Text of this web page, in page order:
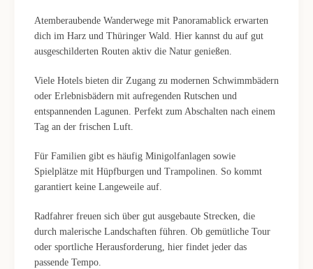
Atemberaubende Wanderwege mit Panoramablick erwarten
dich im Harz und Thüringer Wald. Hier kannst du auf gut
ausgeschilderten Routen aktiv die Natur genießen.
Viele Hotels bieten dir Zugang zu modernen Schwimmbädern
oder Erlebnisbädern mit aufregenden Rutschen und
entspannenden Lagunen. Perfekt zum Abschalten nach einem
Tag an der frischen Luft.
Für Familien gibt es häufig Minigolfanlagen sowie
Spielplätze mit Hüpfburgen und Trampolinen. So kommt
garantiert keine Langeweile auf.
Radfahrer freuen sich über gut ausgebaute Strecken, die
durch malerische Landschaften führen. Ob gemütliche Tour
oder sportliche Herausforderung, hier findet jeder das
passende Tempo.